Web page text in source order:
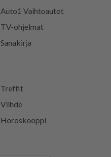
Treffit
Viihde
Horoskooppi
Auto1 Vaihtoautot
TV-ohjelmat
Sanakirja